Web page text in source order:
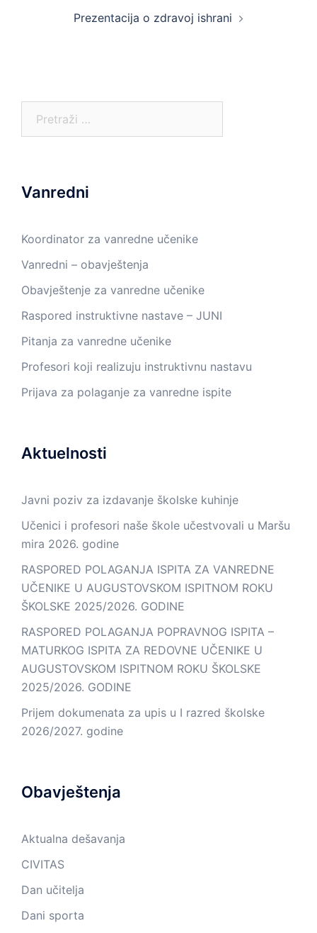
Prezentacija o zdravoj ishrani
Vanredni
Koordinator za vanredne učenike
Vanredni – obavještenja
Obavještenje za vanredne učenike
Raspored instruktivne nastave – JUNI
Pitanja za vanredne učenike
Profesori koji realizuju instruktivnu nastavu
Prijava za polaganje za vanredne ispite
Aktuelnosti
Javni poziv za izdavanje školske kuhinje
Učenici i profesori naše škole učestvovali u Maršu
mira 2026. godine
RASPORED POLAGANJA ISPITA ZA VANREDNE
UČENIKE U AUGUSTOVSKOM ISPITNOM ROKU
ŠKOLSKE 2025/2026. GODINE
RASPORED POLAGANJA POPRAVNOG ISPITA –
MATURKOG ISPITA ZA REDOVNE UČENIKE U
AUGUSTOVSKOM ISPITNOM ROKU ŠKOLSKE
2025/2026. GODINE
Prijem dokumenata za upis u I razred školske
2026/2027. godine
Obavještenja
Aktualna dešavanja
CIVITAS
Dan učitelja
Dani sporta